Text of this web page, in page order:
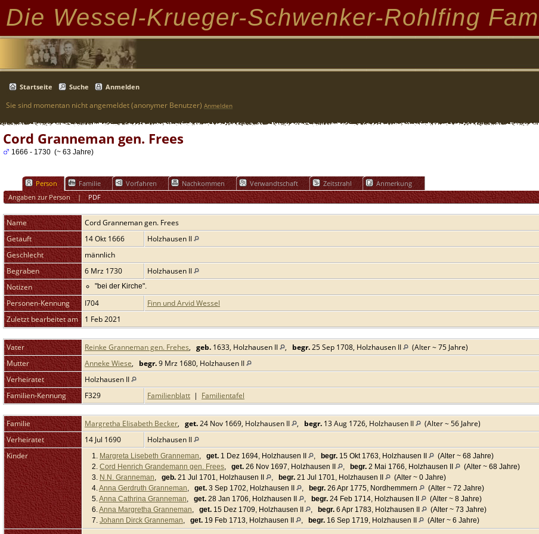
Die Wessel-Krueger-Schwenker-Rohlfing
Startseite Suche Anmelden
Sie sind momentan nicht angemeldet (anonymer Benutzer) Anmelden
Cord Granneman gen. Frees
1666 - 1730 (~ 63 Jahre)
Person Familie Vorfahren Nachkommen Verwandtschaft Zeitstrahl
Anmerkung
Angaben zur Person|PDF
Name CordGranneman gen. Frees
Getauft
14 Okt 1666
Holzhausen II
Geschlecht
männlich
Begraben
6 Mrz 1730
Holzhausen II
Notizen
"bei der Kirche".
Personen-Kennung I704
Finn und Arvid Wessel
Zuletzt bearbeitet am
1 Feb 2021
Vater Reinke Granneman gen. Frehes, geb. 1633, Holzhausen II , begr.25 Sep 1708, Holzhausen II
(Alter ~ 75 Jahre)
Mutter
Anneke Wiese, begr.9 Mrz 1680, Holzhausen II
Verheiratet
Holzhausen II
Familien-Kennung
F329 Familienblatt | Familientafel
Familie Margretha Elisabeth Becker, get.24 Nov 1669, Holzhausen II , begr. 13 Aug 1726, Holzhausen II
(Alter ~ 56 Jahre)
Verheiratet
14 Jul 1690
Holzhausen II
Kinder
1. Margreta Lisebeth Granneman, get. 1 Dez 1694, Holzhausen II , begr. 15 Okt 1763, Holzhausen II
(Alter ~ 68 Jahre)
2. Cord Henrich Grandemann gen. Frees, get. 26 Nov 1697, Holzhausen II , begr. 2 Mai 1766, Holzhausen II
(Alter ~ 68 Jahre)
3. N.N. Granneman, geb. 21 Jul 1701, Holzhausen II , begr. 21 Jul 1701, Holzhausen II
(Alter ~ 0 Jahre)
4.Anna Gerdruth Granneman, get. 3 Sep 1702, Holzhausen II , begr. 26 Apr 1775, Nordhemmern
(Alter ~ 72 Jahre)
5.Anna Cathrina Granneman, get. 28 Jan 1706, Holzhausen II , begr. 24 Feb 1714, Holzhausen II
(Alter ~ 8 Jahre)
6.Anna Margretha Granneman, get. 15 Dez 1709, Holzhausen II , begr. 6 Apr 1783, Holzhausen II
(Alter ~ 73 Jahre)
7. Johann Dirck Granneman, get. 19 Feb 1713, Holzhausen II , begr. 16 Sep 1719, Holzhausen II (Alter ~ 6 Jahre)